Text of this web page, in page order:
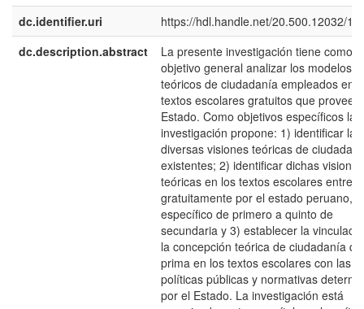
dc.identifier.uri
https://hdl.handle.net/20.500.12032/
dc.description.abstract
La presente investigación tiene como
objetivo general analizar los modelos
teóricos de ciudadanía empleados en
textos escolares gratuitos que provee
Estado. Como objetivos específicos la
investigación propone: 1) identificar las
diversas visiones teóricas de
existentes; 2) identificar dichas visiones
teóricas en los textos escolares
gratuitamente por el estado peruano,
específico de primero a quinto de
secundaria y 3) establecer la
la concepción teórica de ciudadanía
prima en los textos escolares con las
políticas públicas y normativas
por el Estado. La investigación está